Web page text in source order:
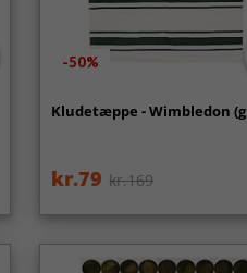
-50%
Kludetæppe - Wimbledon
kr.79 kr.169